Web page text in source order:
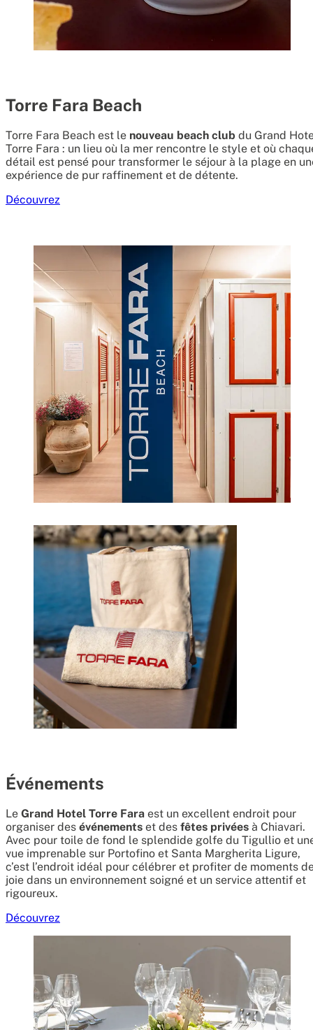
Torre Fara Beach
Torre Fara Beach est le nouveau beach club du Grand
Torre Fara : un lieu où la mer rencontre le style et où
détail est pensé pour transformer le séjour à la plage en
expérience de pur raffinement et de détente.
Découvrez
Événements
Le Grand Hotel Torre Fara est un excellent endroit pour
organiser des événements et des fêtes privées à Chiavari.
Avec pour toile de fond le splendide golfe du Tigullio et
vue imprenable sur Portofino et Santa Margherita Ligure,
c’est l’endroit idéal pour célébrer et profiter de moments
joie dans un environnement soigné et un service attentif et
rigoureux.
Découvrez